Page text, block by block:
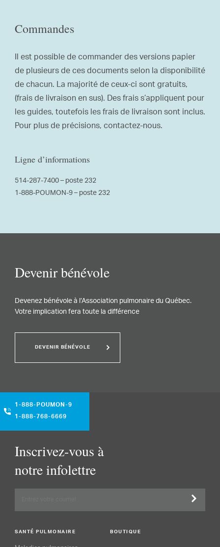
Commandes
Il est possible de commander des versions papier
de plusieurs de ces documents selon la disponibilité
de chacun. La majorité de ceux-ci sont gratuits,
(frais de livraison en sus). Des frais s’appliquent pour
les guides, toutefois les frais de livraison sont inclus.
Pour plus de précisions, contactez-nous.
Ligne d’informations
514-287-7400 – poste 232
1-888-POUMON-9 – poste 232
Devenir bénévole
Devenez bénévole à l’Association pulmonaire du Québec.
Votre implication fera toute la différence
DEVENIR BÉNÉVOLE
1-888-POUMON-9
1-888-768-6669
Inscrivez-vous à
notre infolettre
SANTÉ PULMONAIRE
BOUTIQUE